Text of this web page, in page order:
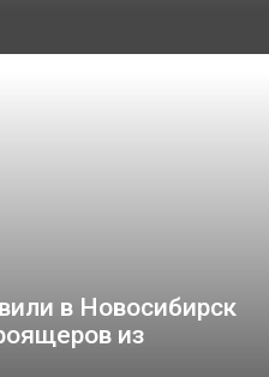
в Новосибирск
из